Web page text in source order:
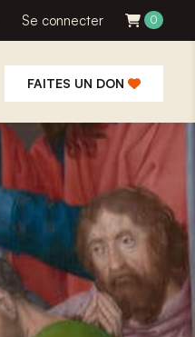
Se connecter 0
FAITES UN DON